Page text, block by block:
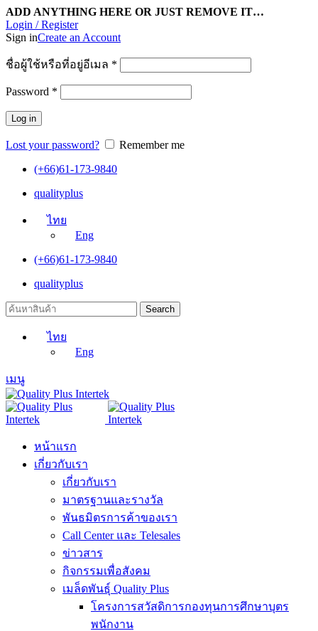
ADD ANYTHING HERE OR JUST REMOVE IT…
Login / Register
Sign inCreate an Account
ชื่อผู้ใช้หรือที่อยู่อีเมล *
Password *
Log in
Lost your password?
Remember me
(+66)61-173-9840
qualityplus
ไทย
Eng
(+66)61-173-9840
qualityplus
Search
ไทย
Eng
เมนู
หน้าแรก
เกี่ยวกับเรา
เกี่ยวกับเรา
มาตรฐานและรางวัล
พันธมิตรการค้าของเรา
Call Center และ Telesales
ข่าวสาร
กิจกรรมเพื่อสังคม
เมล็ดพันธุ์ Quality Plus
โครงการสวัสดิการกองทุนการศึกษาบุตร
พนักงาน